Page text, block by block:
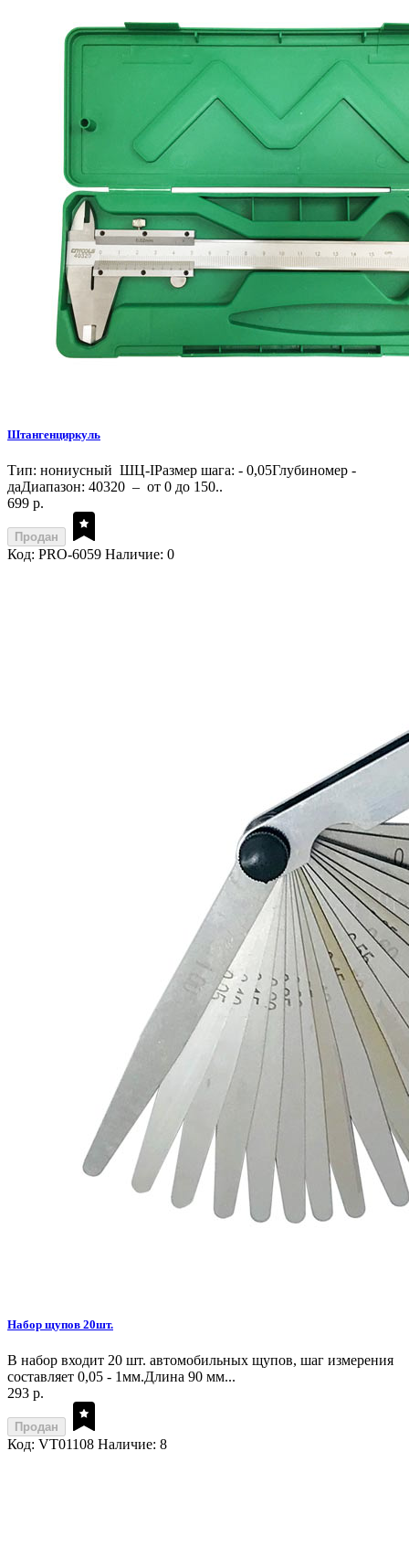
Штангенциркуль
Тип: нониусный ШЦ-IРазмер шага: - 0,05Глубиномер -
даДиапазон: 40320 – от 0 до 150..
699 р.
Продан
Код: PRO-6059 Наличие: 0
Набор щупов 20шт.
В набор входит 20 шт. автомобильных щупов, шаг измерения
составляет 0,05 - 1мм.Длина 90 мм...
293 р.
Продан
Код: VT01108 Наличие: 8